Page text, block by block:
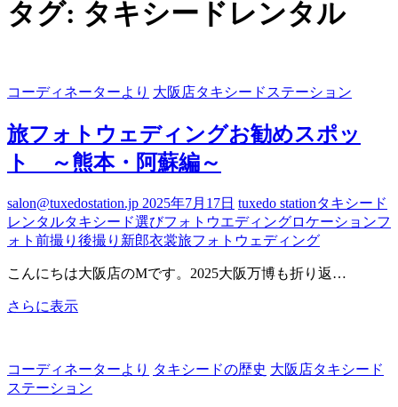
タグ: タキシードレンタル
コーディネーターより 大阪店タキシードステーション
旅フォトウェディングお勧めスポッ
ト ～熊本・阿蘇編～
salon@tuxedostation.jp 2025年7月17日 tuxedo stationタキシード
レンタルタキシード選びフォトウエディングロケーションフ
ォト 前撮り 後撮り 新郎衣裳旅フォトウェディング
こんにちは大阪店のMです。2025大阪万博も折り返…
さらに表示旅
ウ
ェ
コーディネーターより タキシードの歴史 大阪店タキシード
ステーション